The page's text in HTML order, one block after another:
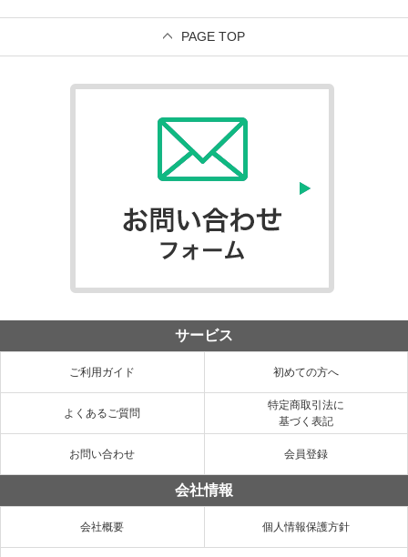
PAGE TOP
サービス
ご利用ガイド 初めての方へ
よくあるご質問
特定商取引法に
基づく表記
お問い合わせ 会員登録
会社情報
会社概要 個人情報保護方針